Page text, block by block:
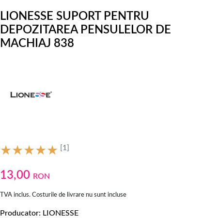
LIONESSE SUPORT PENTRU
DEPOZITAREA PENSULELOR DE
MACHIAJ 838
[1]
13,00 RON
TVA inclus. Costurile de livrare nu sunt incluse
Producator LIONESSE